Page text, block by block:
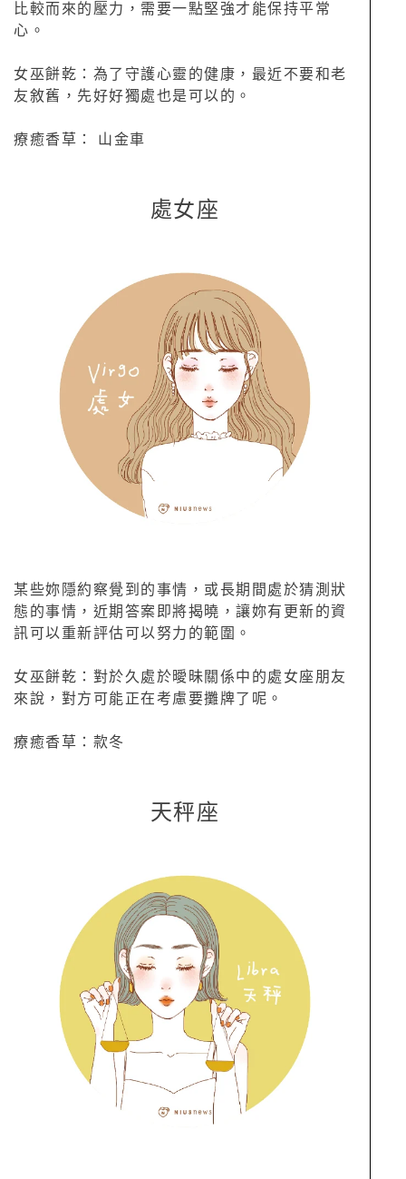
比較而來的壓力，需要一點堅強才能保持平常
心。
女巫餅乾：為了守護心靈的健康，最近不要和老
友敘舊，先好好獨處也是可以的。
療癒香草： 山金車
處女座
某些妳隱約察覺到的事情，或長期間處於猜測狀
態的事情，近期答案即將揭曉，讓妳有更新的資
訊可以重新評估可以努力的範圍。
女巫餅乾：對於久處於曖昧關係中的處女座朋友
來說，對方可能正在考慮要攤牌了呢。
療癒香草：款冬
天秤座